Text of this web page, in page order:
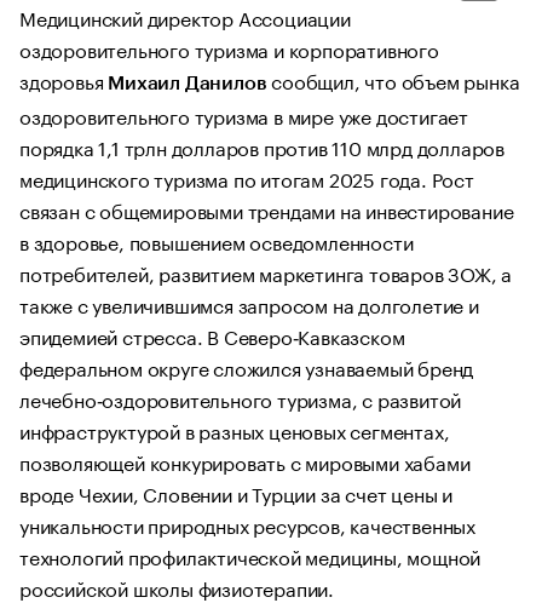
Медицинский директор Ассоциации
оздоровительного туризма и корпоративного
здоровья Михаил Данилов сообщил, что объем рынка
оздоровительного туризма в мире уже достигает
порядка 1,1 трлн долларов против 110 млрд долларов
медицинского туризма по итогам 2025 года. Рост
связан с общемировыми трендами на инвестирование
в здоровье, повышением осведомленности
потребителей, развитием маркетинга товаров ЗОЖ, а
также с увеличившимся запросом на долголетие и
эпидемией стресса. В Северо‑Кавказском
федеральном округе сложился узнаваемый бренд
лечебно‑оздоровительного туризма, с развитой
инфраструктурой в разных ценовых сегментах,
позволяющей конкурировать с мировыми хабами
вроде Чехии, Словении и Турции за счет цены и
уникальности природных ресурсов, качественных
технологий профилактической медицины, мощной
российской школы физиотерапии.